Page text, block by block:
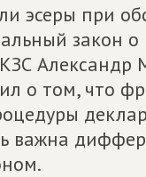
эсеры при
закон
Александр
о том, что
важна